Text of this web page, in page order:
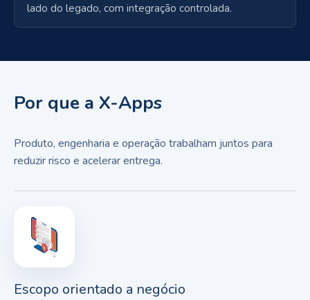
lado do legado, com integração controlada.
Por que a X-Apps
Produto, engenharia e operação trabalham juntos para
reduzir risco e acelerar entrega.
Escopo orientado a negócio